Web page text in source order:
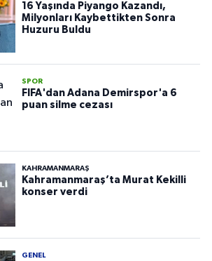
16 Yaşında Piyango Kazandı,
Milyonları Kaybettikten Sonra
Huzuru Buldu
SPOR
FIFA'dan Adana Demirspor'a 6
puan silme cezası
KAHRAMANMARAŞ
Kahramanmaraş’ta Murat Kekilli
konser verdi
GENEL